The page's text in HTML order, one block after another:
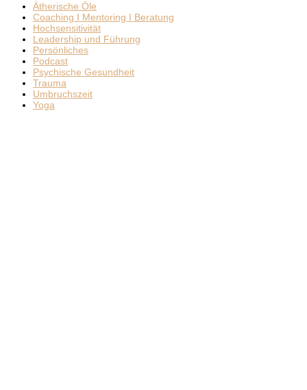
Ätherische Öle
Coaching I Mentoring I Beratung
Hochsensitivität
Leadership und Führung
Persönliches
Podcast
Psychische Gesundheit
Trauma
Umbruchszeit
Yoga